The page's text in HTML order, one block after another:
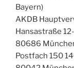
Bayern)
AKDB
Hansastraße
80686
Postfach 150